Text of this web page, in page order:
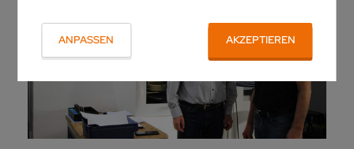
ANPASSEN AKZEPTIEREN